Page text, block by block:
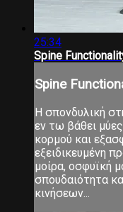
25:34
Spine
Spine
Η σπονδυλική
εν τω βάθει
κορμού και
εξειδικευμένη
μοίρα, οσφυϊκή
σπουδαιότητα
κινήσεων...